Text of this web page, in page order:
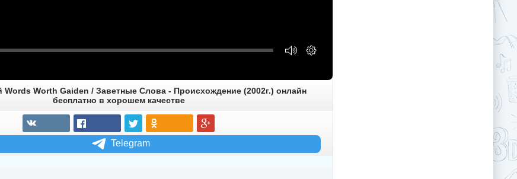
Words Worth Gaiden / Заветные Слова - Происхождение (2002г.) онлайн
бесплатно в хорошем качестве
Telegram